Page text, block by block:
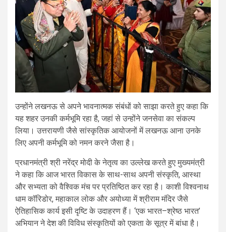
उन्होंने लखनऊ से अपने भावनात्मक संबंधों को साझा करते हुए कहा कि
यह शहर उनकी कर्मभूमि रहा है, जहां से उन्होंने जनसेवा का संकल्प
लिया। उत्तरायणी जैसे सांस्कृतिक आयोजनों में लखनऊ आना उनके
लिए अपनी कर्मभूमि को नमन करने जैसा है।
प्रधानमंत्री श्री नरेंद्र मोदी के नेतृत्व का उल्लेख करते हुए मुख्यमंत्री
ने कहा कि आज भारत विकास के साथ-साथ अपनी संस्कृति, आस्था
और सभ्यता को वैश्विक मंच पर प्रतिष्ठित कर रहा है। काशी विश्वनाथ
धाम कॉरिडोर, महाकाल लोक और अयोध्या में श्रीराम मंदिर जैसे
ऐतिहासिक कार्य इसी दृष्टि के उदाहरण हैं। ‘एक भारत–श्रेष्ठ भारत’
अभियान ने देश की विविध संस्कृतियों को एकता के सूत्र में बांधा है।